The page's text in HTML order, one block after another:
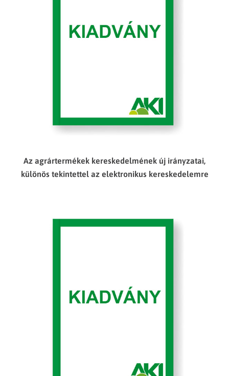
Az agrártermékek kereskedelmének új irányzatai,
különös tekintettel az elektronikus kereskedelemre